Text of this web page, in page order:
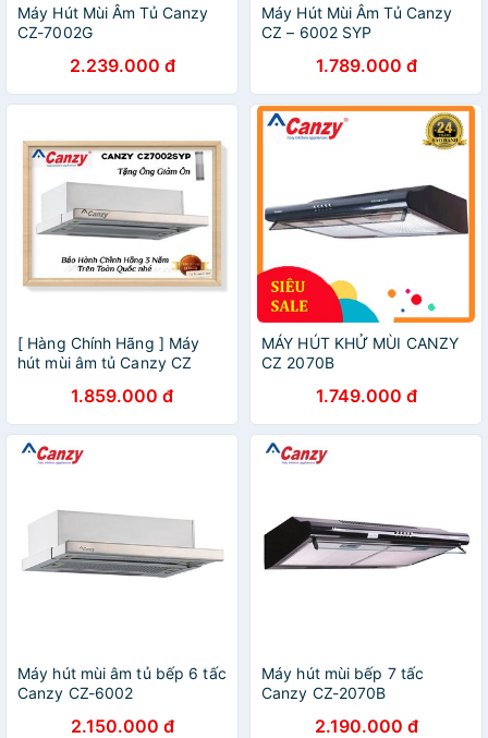
Máy Hút Mùi Âm Tủ Canzy
CZ-7002G
2.239.000 đ
Máy Hút Mùi Âm Tủ Canzy
CZ – 6002 SYP
1.789.000 đ
[ Hàng Chính Hãng ] Máy
hút mùi âm tủ Canzy CZ
1.859.000 đ
MÁY HÚT KHỬ MÙI CANZY
CZ 2070B
1.749.000 đ
Máy hút mùi âm tủ bếp 6 tấc
Canzy CZ-6002
2.150.000 đ
Máy hút mùi bếp 7 tấc
Canzy CZ-2070B
2.190.000 đ